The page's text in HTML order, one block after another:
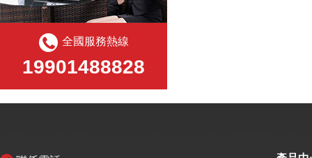
全國服務熱線
19901488828